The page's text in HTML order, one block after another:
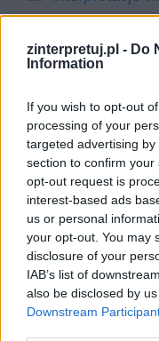
zinterpretuj.pl - Do
Information
If you wish to opt-out
processing of your
targeted advertising
section to confirm
opt-out request is
interest-based ads
us or personal
your opt-out. You may
disclosure of your
IAB’s list of
also be disclosed by
Downstream
Szukaj